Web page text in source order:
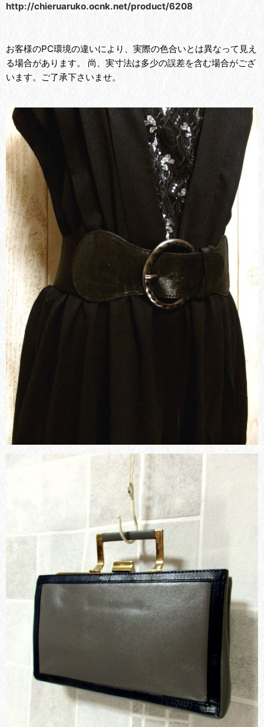
http://chieruaruko.ocnk.net/product/6208
お客様のPC環境の違いにより、実際の色合いとは異なって見え
る場合があります。 尚、実寸法は多少の誤差を含む場合がござ
います。ご了承下さいませ。